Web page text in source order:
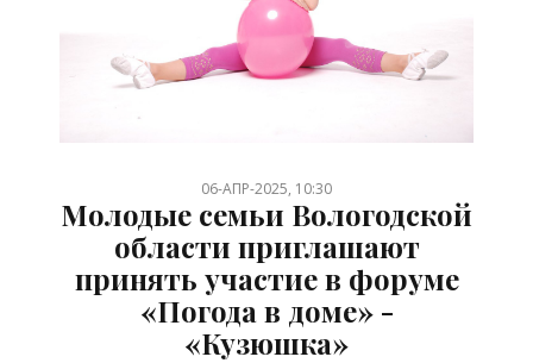
06-АПР-2025, 10:30
Молодые семьи Вологодской
области приглашают
принять участие в форуме
«Погода в доме» -
«Кузюшка»